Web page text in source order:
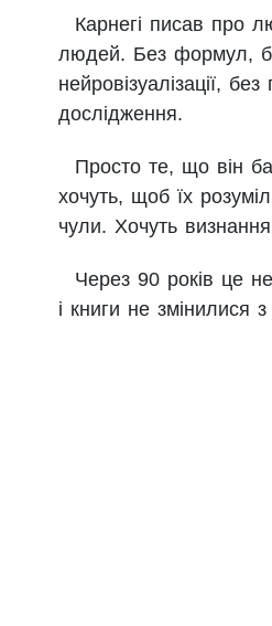
“Як виробити
собі” (Public
Influencing Men
1926) — рання
ораторське
підтверджені
дослідженнями
критику,
складніших
процесів
Читати Карнегі
наукову роботу
більшість
акцентують на
стані
Менше
практичних
анекдотів
Написано у
приклади і
посилання
Карнегі писав про
людей. Без формул,
нейровізуалізації,
дослідження.
Просто те, що він
хочуть, щоб їх
чули. Хочуть
Через 90 років це
і книги не змінилися